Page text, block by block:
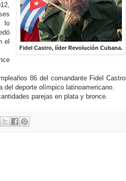
Fidel Castro, líder Revolución Cubana.
lo
el
86 del comandante Fidel Castro
deporte olímpico latinoamericano.
parejas en plata y bronce.